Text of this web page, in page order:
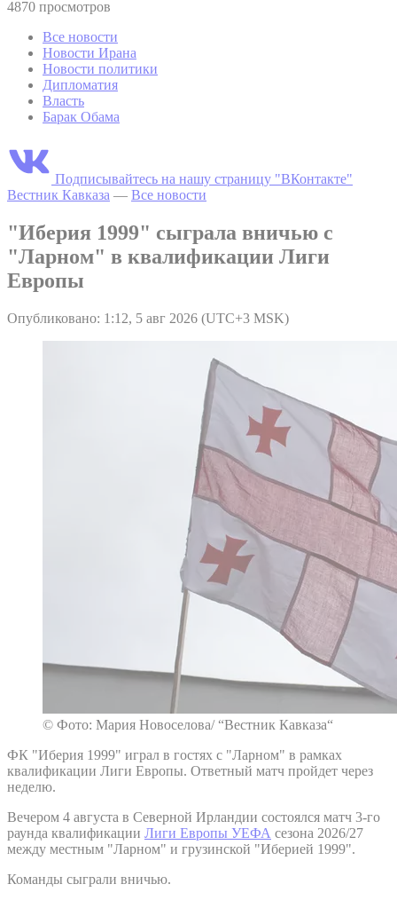
4870 просмотров
Все новости
Новости Ирана
Новости политики
Дипломатия
Власть
Барак Обама
Подписывайтесь на нашу страницу "ВКонтакте"
Вестник Кавказа — Все новости
"Иберия 1999" сыграла вничью с
"Ларном" в квалификации Лиги
Европы
Опубликовано: 1:12, 5 авг 2026 (UTC+3 MSK)
© Фото: Мария Новоселова/ “Вестник Кавказа“
ФК "Иберия 1999" играл в гостях с "Ларном" в рамках
квалификации Лиги Европы. Ответный матч пройдет через
неделю.
Вечером 4 августа в Северной Ирландии состоялся матч 3-го
раунда квалификации Лиги Европы УЕФА сезона 2026/27
между местным "Ларном" и грузинской "Иберией 1999".
Команды сыграли вничью.